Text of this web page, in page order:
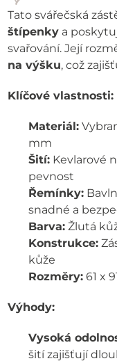
Tato svářečská
štípenky a
svařování. Její
na výšku, což
Klíčové vlastnosti:
Materiál:
mm
Šití: Kevlarové
pevnost
Řemínky:
snadné a
Barva: Žlutá
Konstrukce:
kůže
Rozměry: 61 x
Výhody:
Vysoká
šití zajišťují